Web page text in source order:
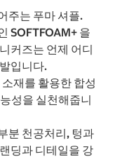
주는 푸마 셔플.
SOFTFOAM+ 을
커즈는 언제 어디
입니다.
재를 활용한 합성
성을 실천해줍니
분 천공처리, 텅과
딩과 디테일을 강